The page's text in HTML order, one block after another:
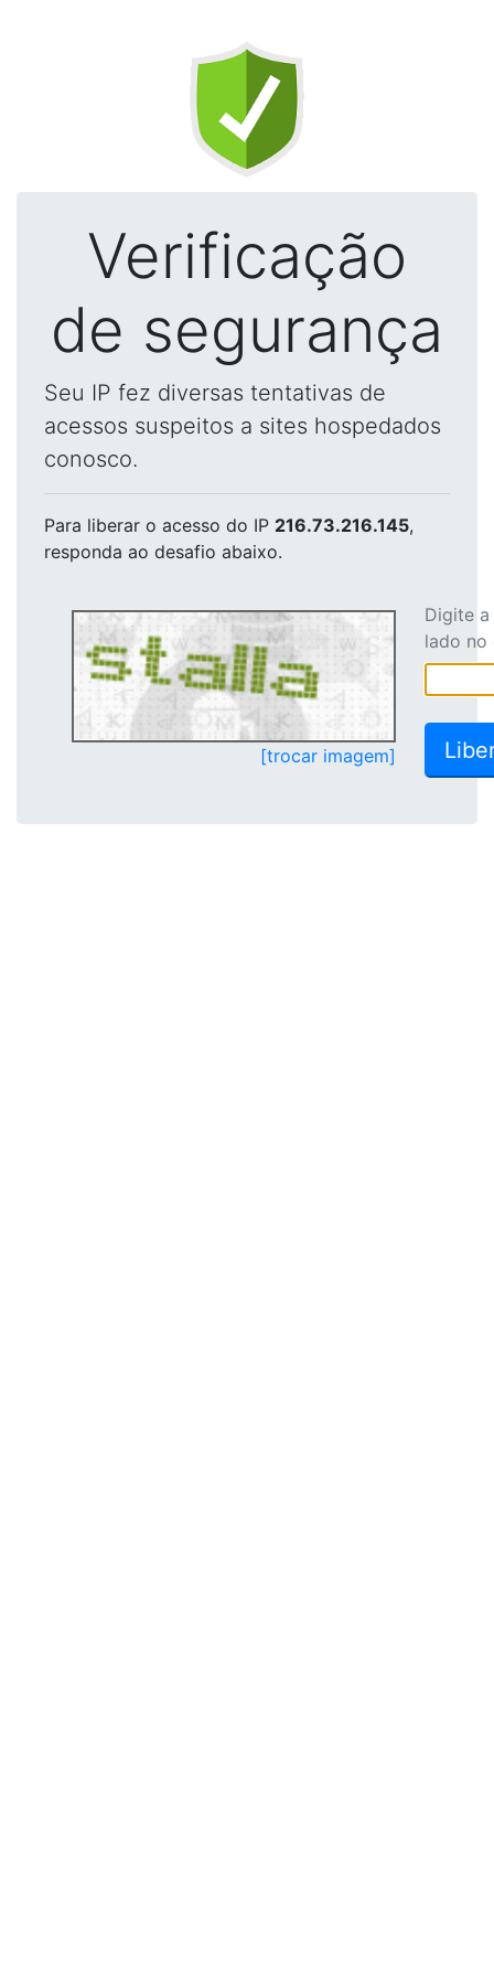
Verificação
de segurança
Seu IP fez diversas tentativas de
acessos suspeitos a sites hospedados
conosco.
Para liberar o acesso do IP 216.73.216.145,
responda ao desafio abaixo.
[trocar imagem]
Digite
lado no